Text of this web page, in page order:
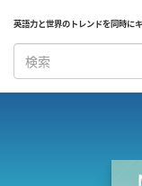
英語力と世界のトレンドを同時に